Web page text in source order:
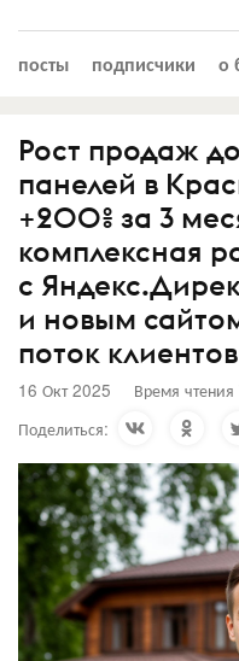
посты подписчики о
Рост продаж
панелей в
+200% за 3
комплексная
с
и новым
поток клиентов
16 Окт 2025 Время
Поделиться: